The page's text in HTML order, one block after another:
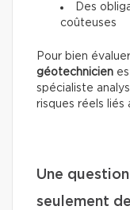
Des
coûteuses
Pour bien
géotechnicien
spécialiste
risques réels liés
Une
seulement